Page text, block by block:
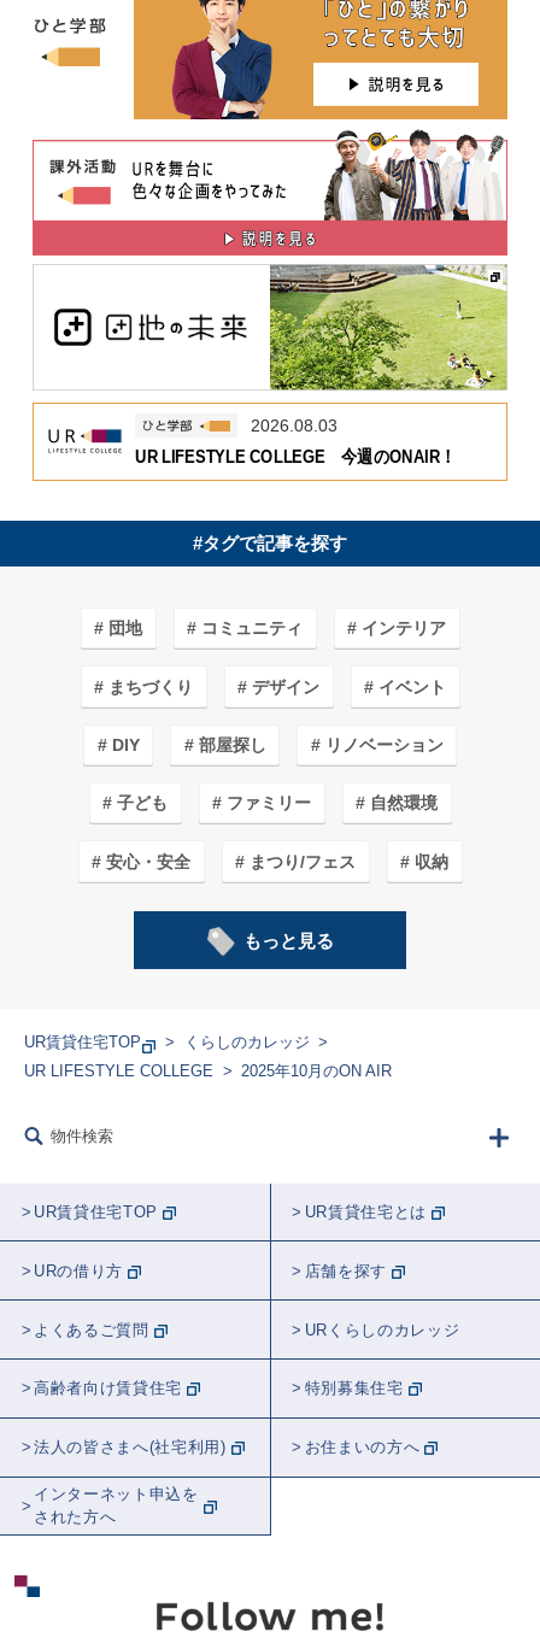
2026.08.03
UR LIFESTYLE COLLEGE 今週のONAIR！
#タグで記事を探す
団地 コミュニティ インテリア
まちづくり デザイン イベント
DIY 部屋探し リノベーション
子ども ファミリー 自然環境
安心・安全 まつり/フェス 収納
ガーデニング 家事
音楽 学校 睡眠
観葉植物 近居
スポット紹介 全国 埼玉
神奈川 関東 茨城
北海道 愛知 大阪
もっと見る
UR賃貸住宅TOP
くらしのカレッジ
UR LIFESTYLE COLLEGE
2025年10月のON AIR
物件検索
UR賃貸住宅TOP UR賃貸住宅とは
URの借り方 店舗を探す
よくあるご質問 URくらしのカレッジ
高齢者向け賃貸住宅 特別募集住宅
法人の皆さまへ(社宅利用) お住まいの方へ
インターネット申込を
された方へ